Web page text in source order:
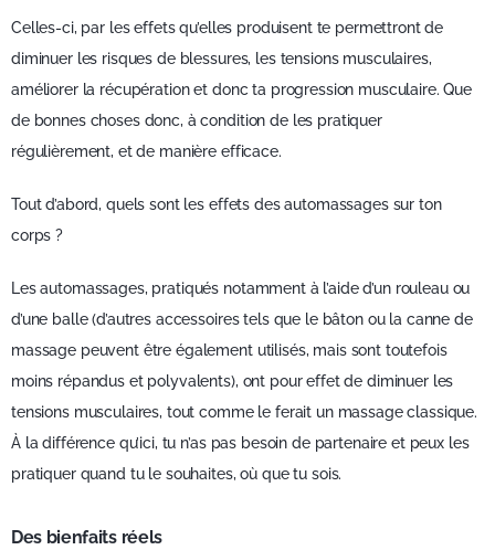
Celles-ci, par les effets qu’elles produisent te permettront de
diminuer les risques de blessures, les tensions musculaires,
améliorer la récupération et donc ta progression musculaire. Que
de bonnes choses donc, à condition de les pratiquer
régulièrement, et de manière efficace.
Tout d’abord, quels sont les effets des automassages sur ton
corps ?
Les automassages, pratiqués notamment à l’aide d’un rouleau ou
d’une balle (d’autres accessoires tels que le bâton ou la canne de
massage peuvent être également utilisés, mais sont toutefois
moins répandus et polyvalents), ont pour effet de diminuer les
tensions musculaires, tout comme le ferait un massage classique.
À la différence qu’ici, tu n’as pas besoin de partenaire et peux les
pratiquer quand tu le souhaites, où que tu sois.
Des bienfaits réels